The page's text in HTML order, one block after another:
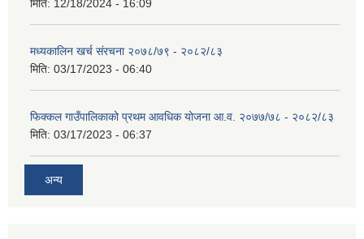
मिति: 12/18/2024 - 16:09
मध्यकालिन खर्च संरचना २०७८/७९ - २०८२/८३
मिति: 03/17/2023 - 06:40
फिक्कल गाउँपालिकाको प्रथम आवधिक योजना आ.व. २०७७/७८ - २०८२/८३
मिति: 03/17/2023 - 06:37
अन्य